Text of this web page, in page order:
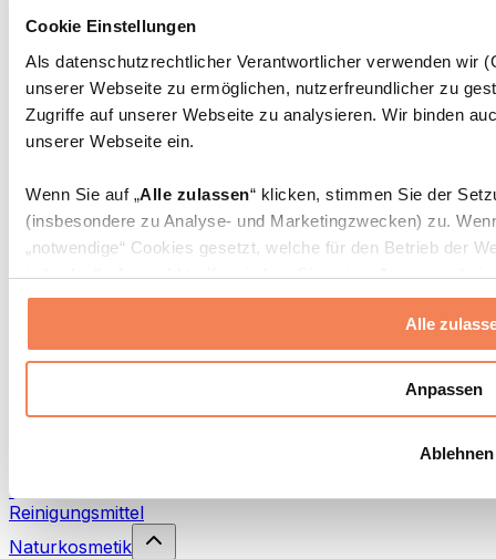
Cookie Einstellungen
Als datenschutzrechtlicher Verantwortlicher verwenden wir
unserer Webseite zu ermöglichen, nutzerfreundlicher zu
Zugriffe auf unserer Webseite zu analysieren. Wir binden
unserer Webseite ein.
Wenn Sie auf „Alle zulassen“ klicken, stimmen Sie der
(insbesondere zu Analyse- und Marketingzwecken) zu.
„notwendige“ Cookies gesetzt, welche für den Betrieb der
individuelle Auswahl treffen, indem Sie unter „Anpassen“
erlauben“ klicken.
Weitere Informationen über die Verarbeitung Ihrer Daten
Datenschutzerklärung
Alle
Anpassen
Ablehnen
Faszien- und Massagerollen
Weitere Rehabilitationshilfen
Taschen & Rucksäcke
Essenstaschen und Meal-Prep-Zubehör
Sporttaschen
Zubehör nach Aktivität
Laufen
Kampfsport
Yoga & Pilates
Wandern
Rotlichttherapie
Waschmittel
Reinigungsmittel
Naturkosmetik